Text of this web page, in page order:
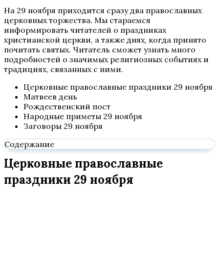
На 29 ноября приходится сразу два православных
церковных торжества. Мы стараемся
информировать читателей о праздниках
христианской церкви, а также днях, когда принято
почитать святых. Читатель сможет узнать много
подробностей о значимых религиозных событиях и
традициях, связанных с ними.
Церковные православные праздники 29 ноября
Матвеев день
Рождественский пост
Народные приметы 29 ноября
Заговоры 29 ноября
Содержание
Церковные православные
праздники 29 ноября